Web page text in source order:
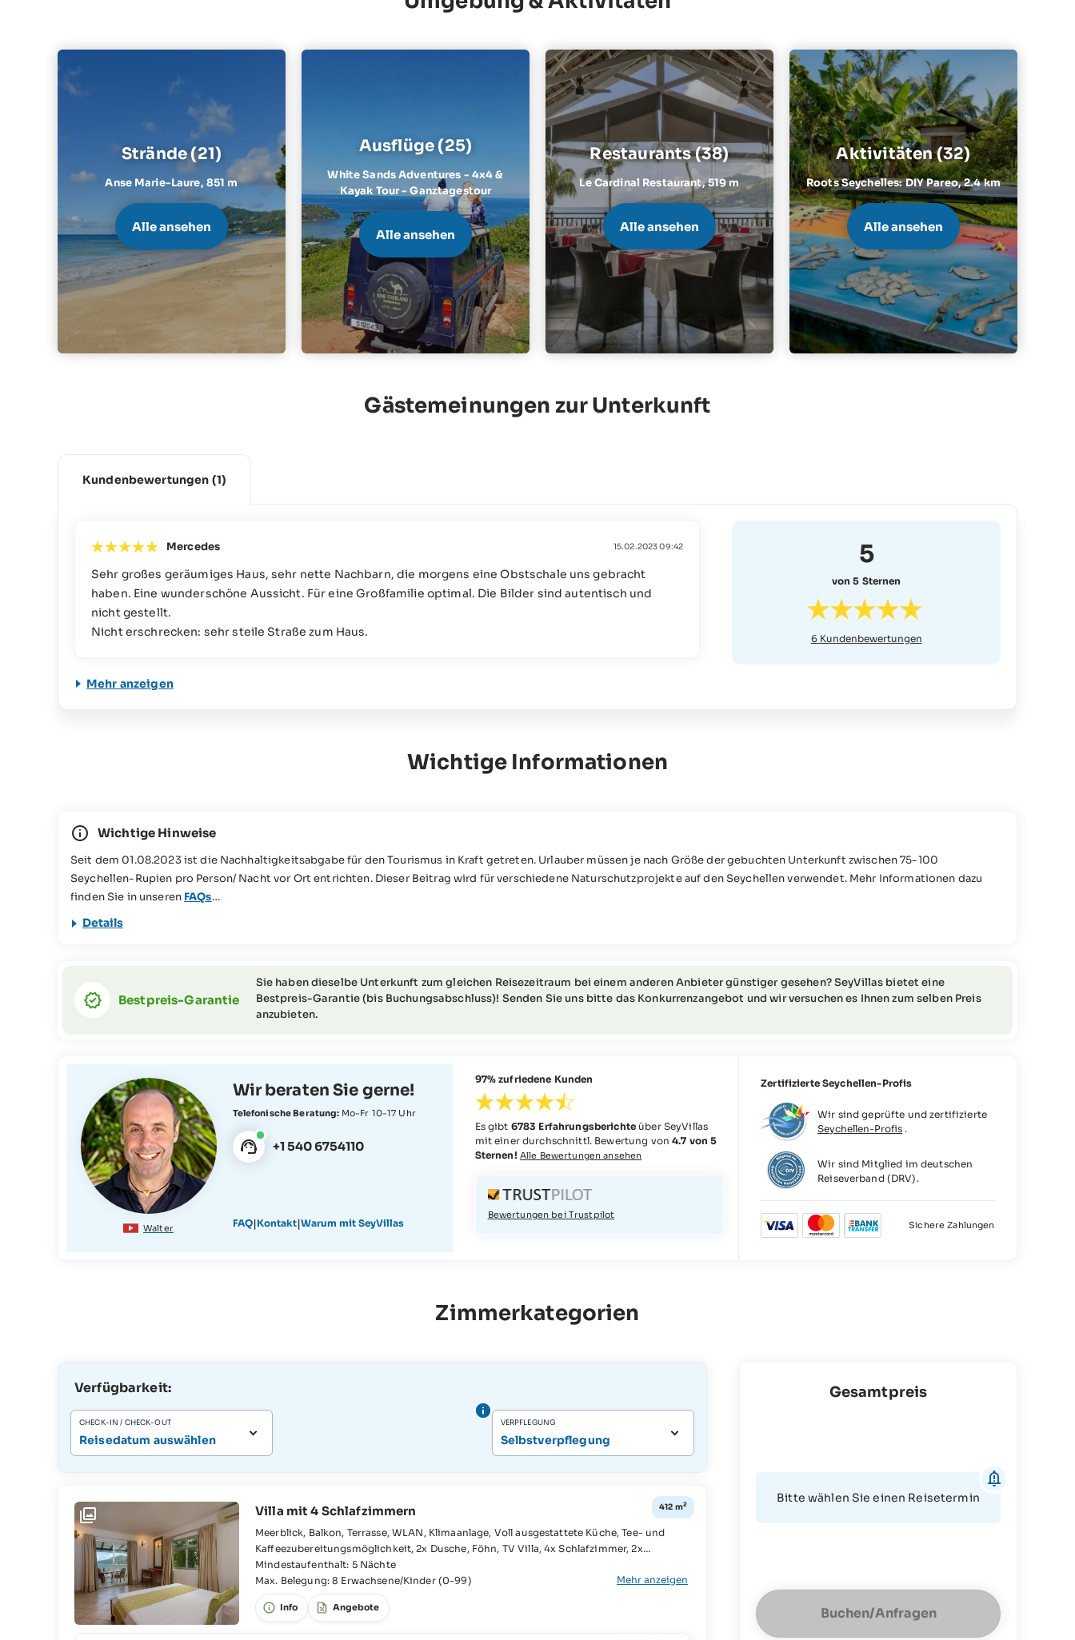
Strände (21)
Anse Marie-Laure, 851 m
Alle ansehen
Ausflüge (25)
White Sands Adventures - 4x4 &
Kayak Tour - Ganztagestour
Alle ansehen
Restaurants (38)
Le Cardinal Restaurant,519 m
Alle ansehen
Aktivitäten (32)
Roots Seychelles: DIY Pareo,2.4 km
Alle ansehen
Gästemeinungen zur Unterkunft
Kundenbewertungen (1)
5
von 5 Sternen
6Kundenbewertungen
Mercedes 15.02.2023 09:42
Sehr großes geräumiges Haus, sehr nette Nachbarn, die morgens eine Obstschale uns gebracht
haben. Eine wunderschöne Aussicht. Für eine Großfamilie optimal. Die Bilder sind autentisch und
nicht gestellt.
Nicht erschrecken: sehr steile Straße zum Haus.
Mehr anzeigen
Wichtige Informationen
Wichtige Hinweise
Seit dem 01.08.2023 ist die Nachhaltigkeitsabgabe für den Tourismus in Kraft getreten. Urlauber müssen je nach Größe der gebuchten Unterkunft zwischen 75-100
Seychellen-Rupien pro Person/ Nacht vor Ort entrichten. Dieser Beitrag wird für verschiedene Naturschutzprojekte auf den Seychellen verwendet. Mehr Informationen dazu
finden Sie in unseren FAQs
Dieses Reiseangebot ist für Personen mit eingeschränkter Mobilität nicht geeignet (bitte wenden Sie sich für weitere Informationen oder Fragen zu diesem Thema an das
Details
Bestpreis-Garantie
Sie haben dieselbe Unterkunft zum gleichen Reisezeitraum bei einem anderen Anbieter günstiger gesehen? SeyVillas bietet eine
Bestpreis-Garantie (bis Buchungsabschluss)! Senden Sie uns bitte das Konkurrenzangebot und wir versuchen es Ihnen zum selben Preis
anzubieten.
Walter
Wir beraten Sie gerne!
Telefonische Beratung: Mo-Fr 10-17 Uhr
+1 540 6754110
FAQ|Kontakt|Warum mit SeyVillas
97% zufriedene Kunden
Es gibt 6783 Erfahrungsberichte über SeyVillas
mit einer durchschnittl. Bewertung von4.7 von 5
Sternen! Alle Bewertungen ansehen
Bewertungen bei Trustpilot
Zertifizierte Seychellen-Profis
Wir sind geprüfte und zertifizierte
Seychellen-Profis .
Wir sind Mitglied im deutschen
Reiseverband (DRV).
Sichere Zahlungen
Zimmerkategorien
Verfügbarkeit:
CHECK-IN / CHECK-OUT
Reisedatum auswählen
VERPFLEGUNG
Selbstverpflegung
Villa mit 4 Schlafzimmern 412 m2
Meerblick, Balkon, Terrasse, WLAN, Klimaanlage, Voll ausgestattete Küche, Tee- und
Kaffeezubereitungsmöglichkeit, 2x Dusche, Föhn, TV Villa, 4x Schlafzimmer, 2x
Einzelbett, 2x Queensize-Bett, Kingsize-Bett, Zustellbett möglich, Babybett möglich, 2x
Badezimmer, Badezimmer en suite, Badewanne,
Mindestaufenthalt: 5 Nächte
Max. Belegung: 8 Erwachsene/Kinder (0-99)
Mehr anzeigen
Info Angebote
Gesamtpreis
Bitte wählen Sie einen Reisetermin
Buchen/Anfragen